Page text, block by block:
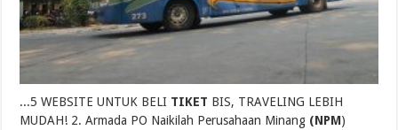
...5 WEBSITE UNTUK BELI TIKET BIS, TRAVELING LEBIH
MUDAH! 2. Armada PO Naikilah Perusahaan Minang (NPM)